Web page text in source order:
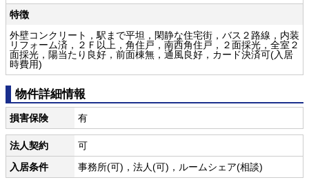
特徴
外壁コンクリート，駅まで平坦，閑静な住宅街，バス２路線，内装
リフォーム済，２Ｆ以上，角住戸，南西角住戸，２面採光，全室２
面採光，陽当たり良好，前面棟無，通風良好，カード決済可(入居
時費用)
物件詳細情報
損害保険 有
法人契約
可
入居条件
事務所(可)，法人(可)，ルームシェア(相談)